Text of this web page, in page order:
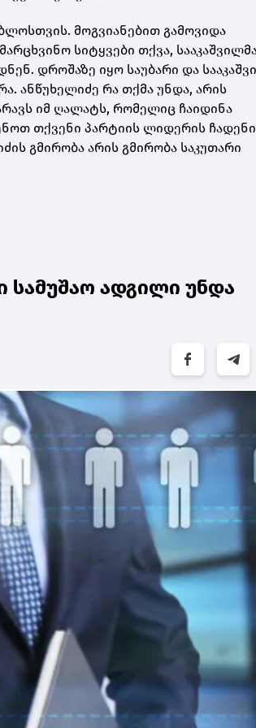
მოგვიანებით გამოვიდა
სიტყვები თქვა,
დროშაზე იყო საუბარი და
ანწუხელიძე რა თქმა უნდა, არის
იმ ღალატს, რომელიც ჩაიდინა
თქვენი პარტიის ლიდერის
გმირობა არის გმირობა საკუთარი
სამუშაო ადგილი უნდა